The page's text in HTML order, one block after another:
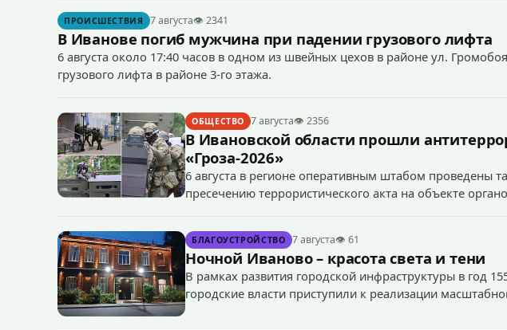
ПРОИСШЕСТВИЯ 7 августа👁 2341
В Иванове погиб мужчина при падении грузового лифта
6 августа около 17:40 часов в одном из швейных цехов в районе ул.
грузового лифта в районе 3-го этажа.
ОБЩЕСТВО 7 августа👁 2356
В Ивановской области прошли
«Гроза-2026»
6 августа в регионе оперативным штабом проведены
пресечению террористического акта на объекте
БЛАГОУСТРОЙСТВО 7 августа👁 61
Ночной Иваново – красота света и тени
В рамках развития городской инфраструктуры в год
городские власти приступили к реализации